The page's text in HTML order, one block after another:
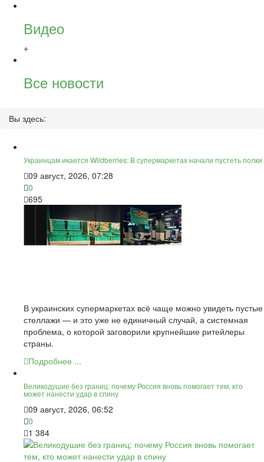
Видео
+
Все новости
Вы здесь:
Украинцам икается Wildberries: В супермаркетах начали пустеть полки
09 август, 2026, 07:28
0
695
В украинских супермаркетах всё чаще можно увидеть пустые
стеллажи — и это уже не единичный случай, а системная
проблема, о которой заговорили крупнейшие ритейлеры
страны.
Подробнее ...
Великодушие без границ: почему Россия вновь помогает тем, кто
может нанести удар в спину
09 август, 2026, 06:52
0
1 384